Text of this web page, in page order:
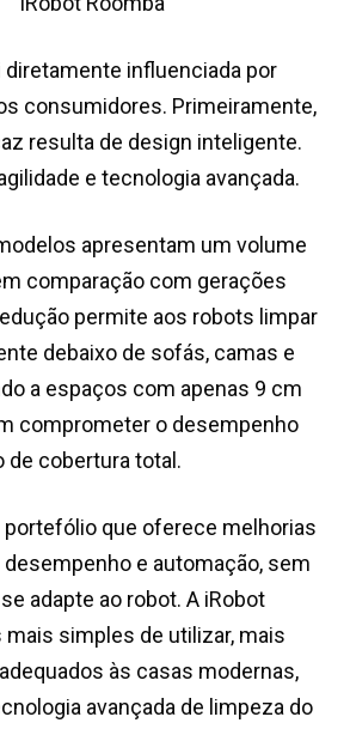
diretamente influenciada por
consumidores. Primeiramente,
resulta de design inteligente.
e tecnologia avançada.
apresentam um volume
comparação com gerações
permite aos robots limpar
debaixo de sofás, camas e
a espaços com apenas 9 cm
comprometer o desempenho
de cobertura total.
portefólio que oferece melhorias
e automação, sem
adapte ao robot. A iRobot
simples de utilizar, mais
às casas modernas,
avançada de limpeza do